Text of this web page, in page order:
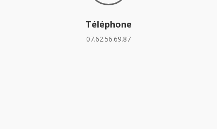
Téléphone
07.62.56.69.87